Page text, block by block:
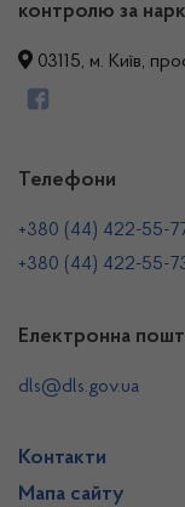
контролю за
03115, м. Київ,
Телефони
+380 (44) 422-55-77
+380 (44) 422-55-
Електронна
dls@dls.gov.ua
Контакти
Мапа сайту